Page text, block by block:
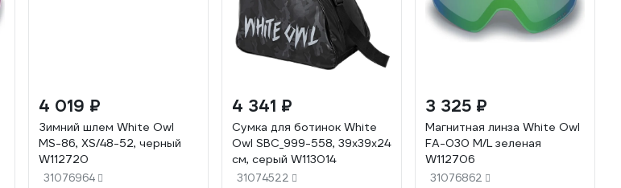
4 019 ₽
Зимний шлем White Owl
MS-86, XS/48-52, черный
W112720
31076964
4 341 ₽
Сумка для ботинок White
Owl SBC_999-558, 39x39x24
см, серый W113014
31074522
3 325 ₽
Магнитная линза White Owl
FA-030 M/L зеленая
W112706
31076862